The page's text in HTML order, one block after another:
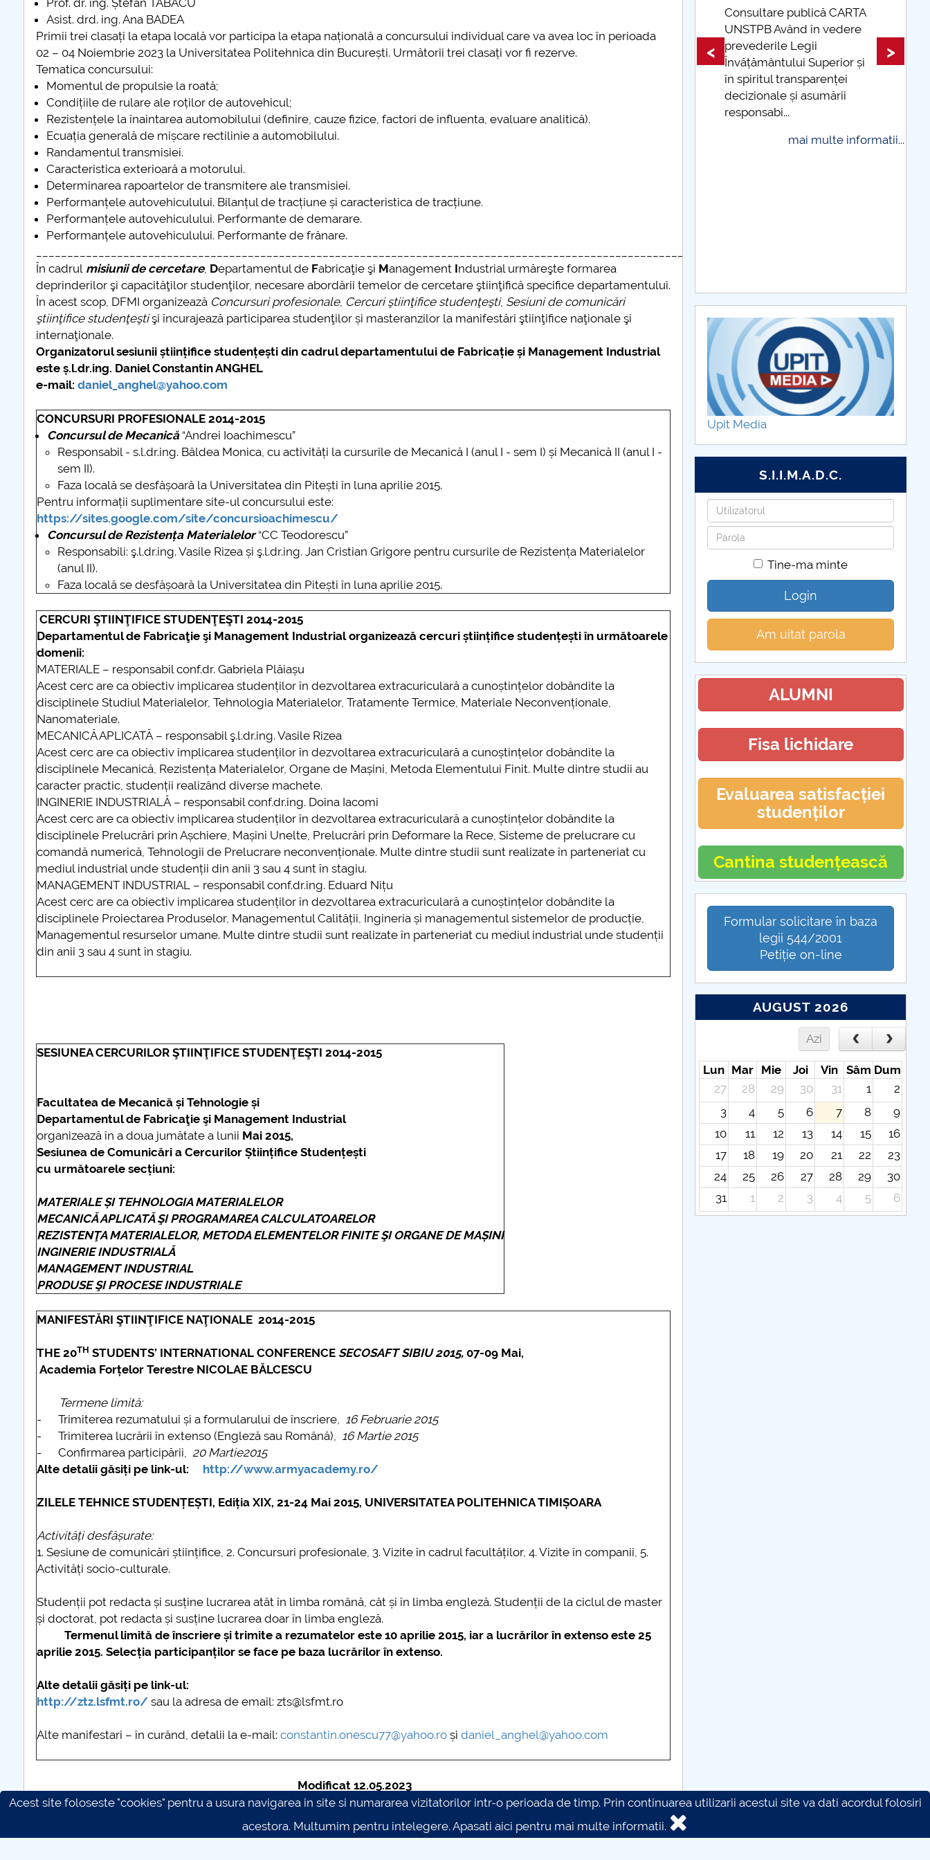
Prof. dr. ing. Ștefan TABACU
Asist. drd. ing. Ana BADEA
Primii trei clasați la etapa locală vor participa la etapa națională a concursului individual care va avea loc în perioada
02 – 04 Noiembrie 2023 la Universitatea Politehnica din București. Următorii trei clasați vor fi rezerve.
Tematica concursului:
Momentul de propulsie la roată;
Condițiile de rulare ale roților de autovehicul;
Rezistențele la înaintarea automobilului (definire, cauze fizice, factori de influenta, evaluare analitică).
Ecuația generală de mișcare rectilinie a automobilului.
Randamentul transmisiei.
Caracteristica exterioară a motorului.
Determinarea rapoartelor de transmitere ale transmisiei.
Performanțele autovehiculului. Bilanțul de tracțiune și caracteristica de tracțiune.
Performanțele autovehiculului. Performante de demarare.
Performanțele autovehiculului. Performante de frânare.
În cadrul misiunii de cercetare, Departamentul de Fabricaţie şi Management Industrial urmăreşte formarea
deprinderilor şi capacităţilor studenţilor, necesare abordării temelor de cercetare ştiinţifică specifice departamentului.
În acest scop, DFMI organizează Concursuri profesionale, Cercuri ştiinţifice studenţeşti, Sesiuni de comunicări
ştiinţifice studenţeştişi încurajează participarea studenţilor și masteranzilor la manifestări ştiinţifice naţionale şi
internaţionale.
Organizatorul sesiunii științifice studențești din cadrul departamentului de Fabricație și Management Industrial
este ș.l.dr.ing. Daniel Constantin ANGHEL
e-mail: daniel_anghel@yahoo.com
CONCURSURI PROFESIONALE 2014-2015
Concursul de Mecanică“Andrei Ioachimescu”
Responsabil - s.l.dr.ing. Bâldea Monica, cu activități la cursurile de Mecanică I (anul I - sem I) și Mecanică II (anul I -
sem II).
Faza locală se desfășoară la Universitatea din Pitești în luna aprilie 2015.
Pentru informații suplimentare site-ul concursului este:
https://sites.google.com/site/concursioachimescu/
Concursul de Rezistența Materialelor“CC Teodorescu”
Responsabili: ş.l.dr.ing. Vasile Rizea și ş.l.dr.ing. Jan Cristian Grigore pentru cursurile de Rezistența Materialelor
(anul II).
Faza locală se desfășoară la Universitatea din Pitești în luna aprilie 2015.
CERCURI ŞTIINŢIFICE STUDENŢEŞTI 2014-2015
Departamentul de Fabricaţie şi Management Industrial organizează cercuri științifice studențești în următoarele
domenii:
MATERIALE – responsabil conf.dr. Gabriela Plăiașu
Acest cerc are ca obiectiv implicarea studenților în dezvoltarea extracuriculară a cunoștințelor dobândite la
disciplinele Studiul Materialelor, Tehnologia Materialelor, Tratamente Termice, Materiale Neconvenționale,
Nanomateriale.
MECANICĂ APLICATĂ – responsabil ş.l.dr.ing. Vasile Rizea
Acest cerc are ca obiectiv implicarea studenților în dezvoltarea extracuriculară a cunoștințelor dobândite la
disciplinele Mecanică, Rezistența Materialelor, Organe de Mașini, Metoda Elementului Finit. Multe dintre studii au
caracter practic, studenții realizând diverse machete.
INGINERIE INDUSTRIALĂ – responsabil conf.dr.ing. Doina Iacomi
Acest cerc are ca obiectiv implicarea studenților în dezvoltarea extracuriculară a cunoștințelor dobândite la
disciplinele Prelucrări prin Așchiere, Mașini Unelte, Prelucrări prin Deformare la Rece, Sisteme de prelucrare cu
comandă numerică, Tehnologii de Prelucrare neconvenționale. Multe dintre studii sunt realizate în parteneriat cu
mediul industrial unde studenții din anii 3 sau 4 sunt în stagiu.
MANAGEMENT INDUSTRIAL – responsabil conf.dr.ing. Eduard Nițu
Acest cerc are ca obiectiv implicarea studenților în dezvoltarea extracuriculară a cunoștințelor dobândite la
disciplinele Proiectarea Produselor, Managementul Calității, Ingineria și managementul sistemelor de producție,
Managementul resurselor umane. Multe dintre studii sunt realizate în parteneriat cu mediul industrial unde studenții
din anii 3 sau 4 sunt în stagiu.
SESIUNEA CERCURILOR ŞTIINŢIFICE STUDENŢEŞTI 2014-2015
Facultatea de Mecanică și Tehnologie și
Departamentul de Fabricaţie şi Management Industrial
organizează în a doua jumătate a lunii Mai 2015,
Sesiunea de Comunicări a Cercurilor Științifice Studențești
cu următoarele secțiuni:
MATERIALE ȘI TEHNOLOGIA MATERIALELOR
MECANICĂ APLICATĂ ŞIPROGRAMAREA CALCULATOARELOR
REZISTENŢA MATERIALELOR, METODA ELEMENTELOR FINITE ŞIORGANE DE MAȘINI
INGINERIE INDUSTRIALĂ
MANAGEMENT INDUSTRIAL
PRODUSE ŞI PROCESE INDUSTRIALE
MANIFESTĂRI ŞTIINŢIFICE NAŢIONALE 2014-2015
THE 20TH STUDENTS’ INTERNATIONAL CONFERENCE SECOSAFT SIBIU 2015, 07-09 Mai,
Academia Forțelor Terestre NICOLAE BĂLCESCU
Termene limită:
- Trimiterea rezumatului și a formularului de înscriere, 16 Februarie 2015
- Trimiterea lucrării în extenso (Engleză sau Română), 16 Martie 2015
- Confirmarea participării, 20 Martie2015
Alte detalii găsiți pe link-ul: http://www.armyacademy.ro/
ZILELE TEHNICE STUDENȚEȘTI, Ediția XIX, 21-24 Mai 2015, UNIVERSITATEA POLITEHNICA TIMIȘOARA
Activități desfășurate:
1. Sesiune de comunicări științifice, 2. Concursuri profesionale, 3. Vizite în cadrul facultăților, 4. Vizite în companii, 5.
Activități socio-culturale.
Studenții pot redacta și susține lucrarea atât în limba română, cât și în limba engleză. Studenții de la ciclul de master
și doctorat, pot redacta și susține lucrarea doar în limba engleză.
Termenul limită de înscriere și trimite a rezumatelor este 10 aprilie 2015, iar a lucrărilor în extenso este 25
aprilie 2015. Selecția participanților se face pe baza lucrărilor în extenso.
Alte detalii găsiți pe link-ul:
http://ztz.lsfmt.ro/sau la adresa de email: zts@lsfmt.ro
Alte manifestari – în curând, detalii la e-mail: constantin.onescu77@yahoo.roși daniel_anghel@yahoo.com
Modificat 12.05.2023
COMUNICAT Eveniment de
informare și promovare a
ofertei educaționale
universitare la Colegiul
Teoretic „Ion Cantacuzino”
Piteşti 26.03.2026
COMUNICAT Eveniment de
informare �...
mai multe informatii...
UNSTPB Având în vedere
prevederile Legii
responsabi...
Taxe de școlarizare
indexate Taxele se pot plăti
și cu cardul
mai multe informatii...
< >
Upit Media
S.I.I.M.A.D.C.
Utilizatorul
Parola
Tine-ma minte
Login
Am uitat parola
ALUMNI
Fisa lichidare
Evaluarea satisfacției
studenților
Cantina studențească
Formular solicitare în baza
legii 544/2001
Petiție on-line
AUGUST 2026
Azi
Lun Mar Mie Joi Vin Sâm Dum
27
28 29 30 31 1
2
3
4 5 6 7 8
9
10
11 12 13 14 15
16
17
18 19 20 21 22
23
24
25 26 27 28 29
30
31
1 2 3 4 5 6
Acest site foloseste "cookies" pentru a usura navigarea in site si numararea vizitatorilor intr-o perioada de timp. Prin continuarea utilizarii acestui site va dati acordul folosiri
acestora. Multumim pentru intelegere.Apasati aici pentru mai multe informatii.